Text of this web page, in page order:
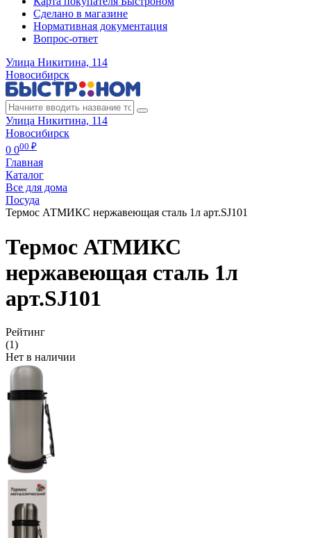
Сделано в магазине
Нормативная документация
Вопрос-ответ
Улица Никитина, 114
Новосибирск
Улица Никитина, 114
Новосибирск
0 000 ₽
Главная
Каталог
Все для дома
Посуда
Термос АТМИКС нержавеющая сталь 1л арт.SJ101
Термос АТМИКС
нержавеющая сталь 1л
арт.SJ101
Рейтинг
(1)
Нет в наличии